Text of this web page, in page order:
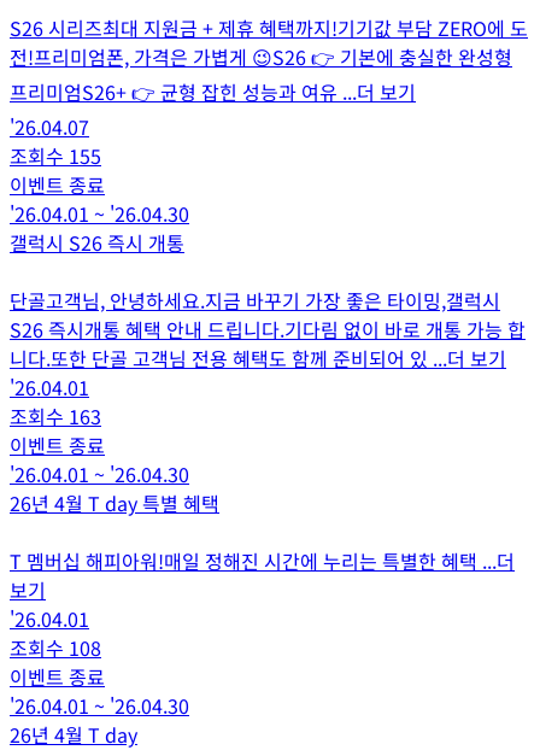
S26 시리즈최대 지원금 + 제휴 혜택까지!기기값 부담 ZERO에 도
전!프리미엄폰, 가격은 가볍게 😉S26 👉 기본에 충실한 완성형
프리미엄S26+ 👉 균형 잡힌 성능과 여유 ...더 보기
'26.04.07
조회수 155
이벤트 종료
'26.04.01 ~ '26.04.30
갤럭시 S26 즉시 개통
단골고객님, 안녕하세요.지금 바꾸기 가장 좋은 타이밍,갤럭시
S26 즉시개통 혜택 안내 드립니다.기다림 없이 바로 개통 가능 합
니다.또한 단골 고객님 전용 혜택도 함께 준비되어 있 ...더 보기
'26.04.01
조회수 163
이벤트 종료
'26.04.01 ~ '26.04.30
26년 4월 T day 특별 혜택
T 멤버십 해피아워!매일 정해진 시간에 누리는 특별한 혜택 ...더
보기
'26.04.01
조회수 108
이벤트 종료
'26.04.01 ~ '26.04.30
26년 4월 T day